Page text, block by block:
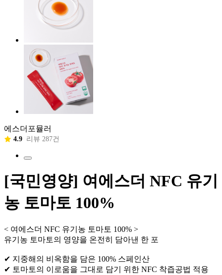
에스더포뮬러
4.9 리뷰 287건
[국민영양] 여에스더 NFC 유기
농 토마토 100%
< 여에스더 NFC 유기농 토마토 100% >
유기농 토마토의 영양을 온전히 담아낸 한 포
✔ 지중해의 비옥함을 담은 100% 스페인산
✔ 토마토의 이로움을 그대로 담기 위한 NFC 착즙공법 적용